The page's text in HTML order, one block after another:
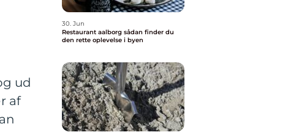
ud
af
30. Jun
Restaurant aalborg sådan finder du
den rette oplevelse i byen